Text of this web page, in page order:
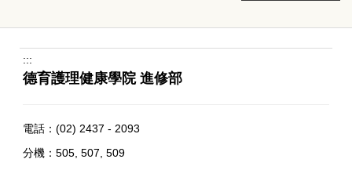
:::
德育護理健康學院 進修部
電話：(02) 2437 - 2093
分機：505, 507, 509